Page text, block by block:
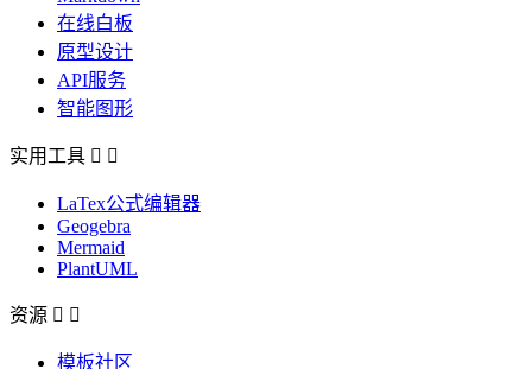
在线白板
原型设计
API服务
智能图形
实用工具  
LaTex公式编辑器
Geogebra
Mermaid
PlantUML
资源  
模板社区